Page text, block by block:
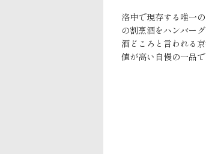
洛中で現存する唯一
の割烹酒をハンバー
酒どころと言われる
値が高い自慢の一品で